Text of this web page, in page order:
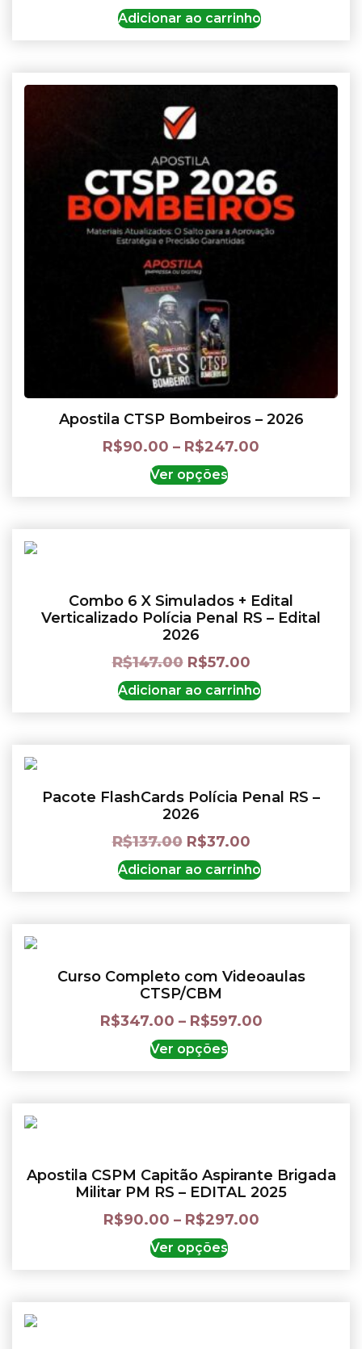
Adicionar ao carrinho
Apostila CTSP Bombeiros – 2026
R$90.00 – R$247.00
Ver opções
Combo 6 X Simulados + Edital
Verticalizado Polícia Penal RS – Edital
2026
R$147.00 R$57.00
Adicionar ao carrinho
Pacote FlashCards Polícia Penal RS –
2026
R$137.00 R$37.00
Adicionar ao carrinho
Curso Completo com Videoaulas
CTSP/CBM
R$347.00 – R$597.00
Ver opções
Apostila CSPM Capitão Aspirante Brigada
Militar PM RS – EDITAL 2025
R$90.00 – R$297.00
Ver opções